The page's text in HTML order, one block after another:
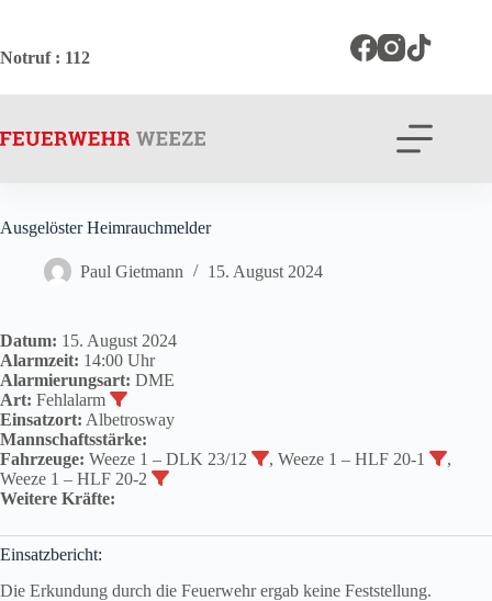
springen
Notruf: 112
Ausgelöster Heimrauchmelder
Paul Gietmann 15. August 2024
Datum: 15. August 2024
Alarmzeit: 14:00 Uhr
Alarmierungsart: DME
Art: Fehlalarm
Einsatzort: Albetrosway
Mannschaftsstärke:
Fahrzeuge: Weeze 1 – DLK 23/12 , Weeze 1 – HLF 20-1
,
Weeze 1 – HLF 20-2
Weitere Kräfte:
Einsatzbericht:
Die Erkundung durch die Feuerwehr ergab keine Feststellung.